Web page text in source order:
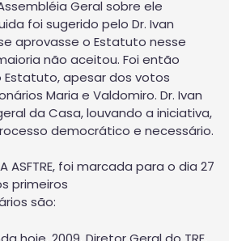
Geral sobre ele
foi sugerido pelo Dr. Ivan
aprovasse o Estatuto nesse
não aceitou. Foi então
apesar dos votos
Maria e Valdomiro. Dr. Ivan
da Casa, louvando a iniciativa,
democrático e necessário.
ASFTRE, foi marcada para o dia 27
primeiros
são: